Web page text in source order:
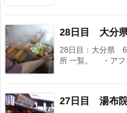
28日目 大分
28日目：大分県
所 一覧。 ・アフ
27日目 湯布